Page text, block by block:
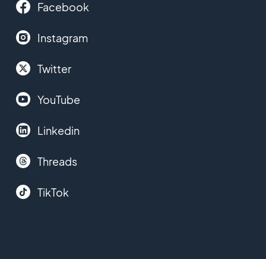
Facebook
Instagram
Twitter
YouTube
Linkedin
Threads
TikTok